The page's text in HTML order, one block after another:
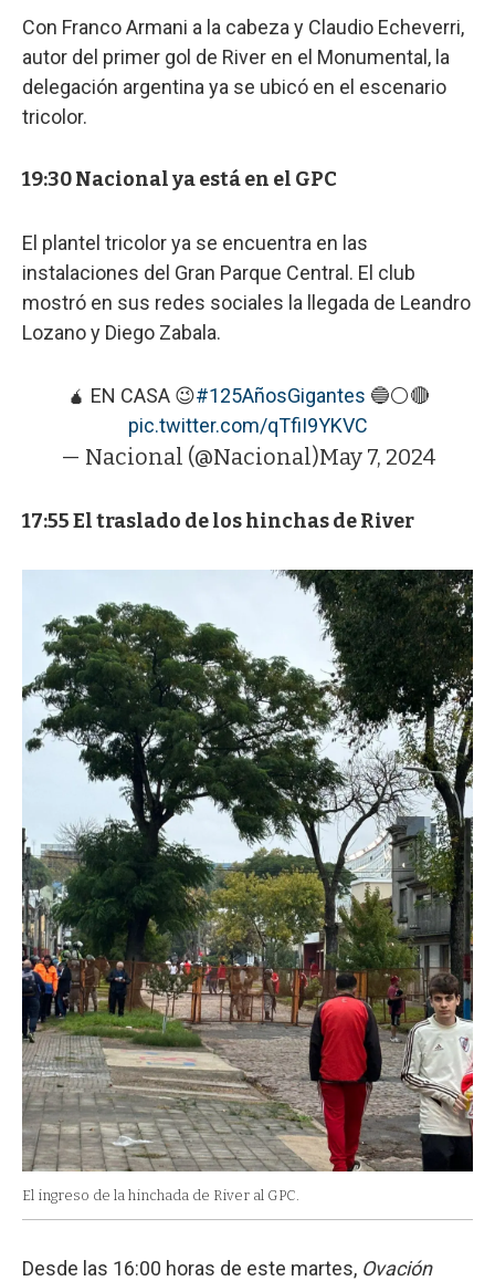
Con Franco Armani a la cabeza y Claudio Echeverri,
autor del primer gol de River en el Monumental, la
delegación argentina ya se ubicó en el escenario
tricolor.
19:30 Nacional ya está en el GPC
El plantel tricolor ya se encuentra en las
instalaciones del Gran Parque Central. El club
mostró en sus redes sociales la llegada de Leandro
Lozano y Diego Zabala.
🧉 EN CASA 😉#125AñosGigantes 🔵⚪️🔴
pic.twitter.com/qTfiI9YKVC
— Nacional (@Nacional)May 7, 2024
17:55 El traslado de los hinchas de River
El ingreso de la hinchada de River al GPC.
Desde las 16:00 horas de este martes, Ovación